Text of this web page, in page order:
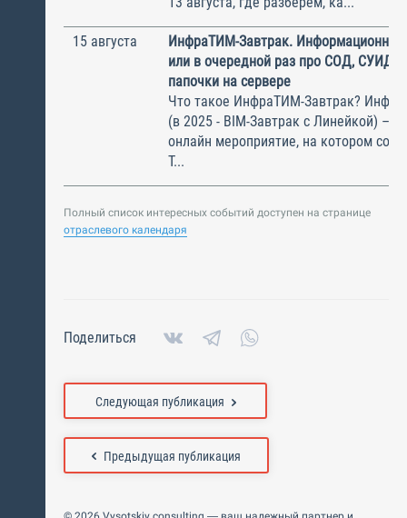
15 августа
ИнфраТИМ-Завтрак.
или в очередной раз про СОД, СУИД и
папочки на сервере
Что такое ИнфраТИМ-Завтрак?
(в 2025 - BIM-Завтрак с Линейкой) –
онлайн мероприятие, на котором
Т...
Полный список интересных событий доступен на странице
отраслевого календаря
Поделиться
Предыдущая публикация
Следующая публикация